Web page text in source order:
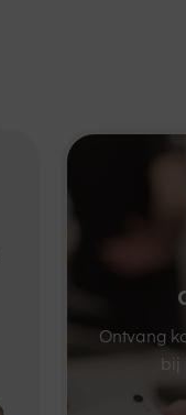
Ontvang
bij